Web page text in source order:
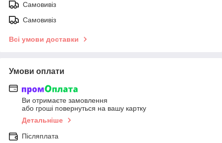
Самовивіз
Самовивіз
Всі умови доставки
Умови оплати
Ви отримаєте замовлення
або гроші повернуться на вашу картку
Детальніше
Післяплата